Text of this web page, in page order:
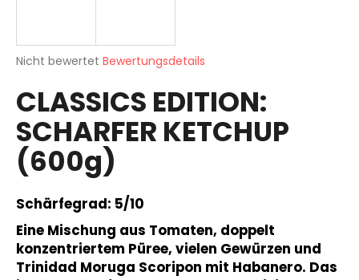
Die
Produktbewertung
ist
0,0
von
5
Sternen.
Nicht bewertet Bewertungsdetails
CLASSICS EDITION:
SCHARFER KETCHUP
(600g)
Schärfegrad: 5/10
Eine Mischung aus Tomaten, doppelt
konzentriertem Püree, vielen Gewürzen und
Trinidad Moruga Scoripon mit Habanero. Das
SUCHEN
W
i
r
e
m
p
f
e
h